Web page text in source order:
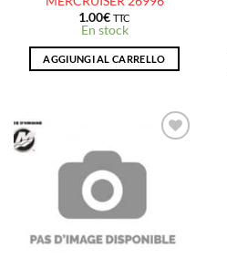
1.00€ TTC
En stock
AGGIUNGI AL CARRELLO
À LA